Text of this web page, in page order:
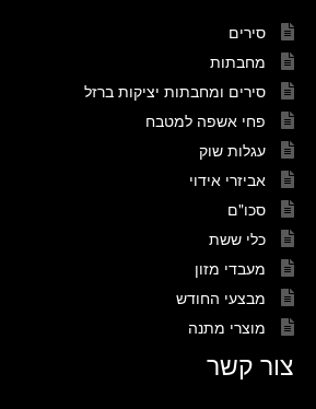
סירים
מחבתות
סירים ומחבתות יציקות ברזל
פחי אשפה למטבח
עגלות שוק
אביזרי אידוי
סכו"ם
כלי ששת
מעבדי מזון
מבצעי החודש
מוצרי מתנה
צור קשר